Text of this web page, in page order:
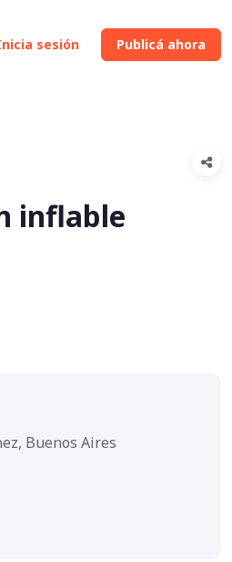
sesión Publicá ahora
inflable
Buenos Aires